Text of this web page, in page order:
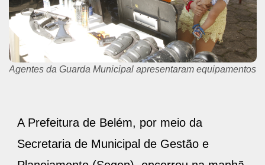
Agentes da Guarda Municipal apresentaram equipamentos
A Prefeitura de Belém, por meio da
Secretaria de Municipal de Gestão e